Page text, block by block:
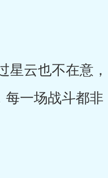
云也不在意，
每一场战斗都非